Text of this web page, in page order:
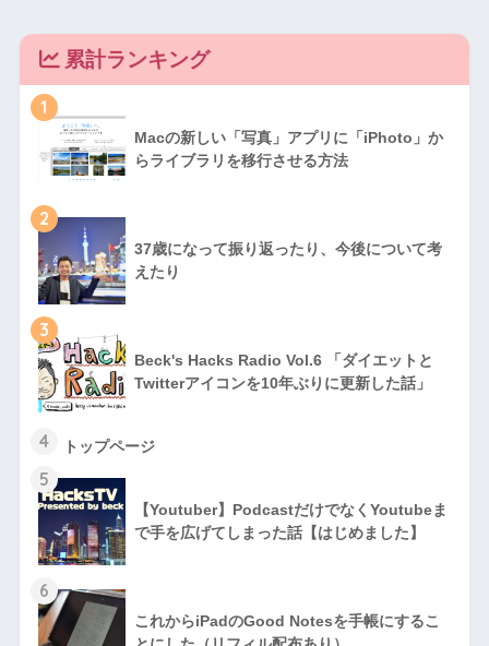
累計ランキング
1
Macの新しい「写真」アプリに「iPhoto」か
らライブラリを移行させる方法
2
37歳になって振り返ったり、今後について考
えたり
3
Beck's Hacks Radio Vol.6 「ダイエットと
Twitterアイコンを10年ぶりに更新した話」
4 トップページ
5
【Youtuber】PodcastだけでなくYoutubeま
で手を広げてしまった話【はじめました】
6
これからiPadのGood Notesを手帳にするこ